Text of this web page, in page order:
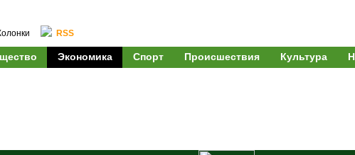
RSS
Экономика Спорт Происшествия Культура